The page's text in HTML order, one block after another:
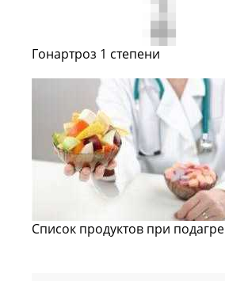
Гонартроз 1 степени
Список продуктов при подагре